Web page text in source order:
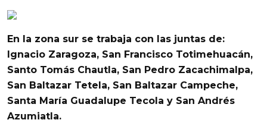
En la zona sur se trabaja con las juntas de:
Ignacio Zaragoza, San Francisco Totimehuacán,
Santo Tomás Chautla, San Pedro Zacachimalpa,
San Baltazar Tetela, San Baltazar Campeche,
Santa María Guadalupe Tecola y San Andrés
Azumiatla.